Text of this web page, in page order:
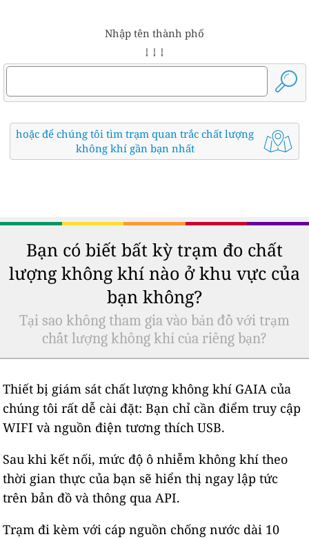
Nhập tên thành phố
↓ ↓ ↓
hoặc để chúng tôi tìm trạm quan trắc chất lượng
không khí gần bạn nhất
Bạn có biết bất kỳ trạm đo chất
lượng không khí nào ở khu vực của
bạn không?
Tại sao không tham gia vào bản đồ với trạm
chất lượng không khí của riêng bạn?
Thiết bị giám sát chất lượng không khí GAIA của
chúng tôi rất dễ cài đặt: Bạn chỉ cần điểm truy cập
WIFI và nguồn điện tương thích USB.
Sau khi kết nối, mức độ ô nhiễm không khí theo
thời gian thực của bạn sẽ hiển thị ngay lập tức
trên bản đồ và thông qua API.
Trạm đi kèm với cáp nguồn chống nước dài 10